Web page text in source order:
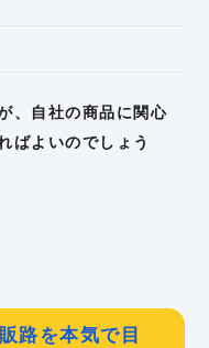
、自社の商品に関心
ばよいのでしょう
路を本気で目